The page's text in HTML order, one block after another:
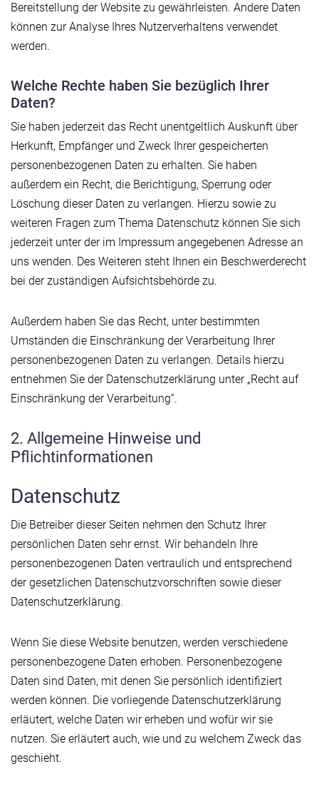
Bereitstellung der Website zu gewährleisten. Andere Daten
können zur Analyse Ihres Nutzerverhaltens verwendet
werden.
Welche Rechte haben Sie bezüglich Ihrer
Daten?
Sie haben jederzeit das Recht unentgeltlich Auskunft über
Herkunft, Empfänger und Zweck Ihrer gespeicherten
personenbezogenen Daten zu erhalten. Sie haben
außerdem ein Recht, die Berichtigung, Sperrung oder
Löschung dieser Daten zu verlangen. Hierzu sowie zu
weiteren Fragen zum Thema Datenschutz können Sie sich
jederzeit unter der im Impressum angegebenen Adresse an
uns wenden. Des Weiteren steht Ihnen ein Beschwerderecht
bei der zuständigen Aufsichtsbehörde zu.
Außerdem haben Sie das Recht, unter bestimmten
Umständen die Einschränkung der Verarbeitung Ihrer
personenbezogenen Daten zu verlangen. Details hierzu
entnehmen Sie der Datenschutzerklärung unter „Recht auf
Einschränkung der Verarbeitung“.
2. Allgemeine Hinweise und
Pflichtinformationen
Datenschutz
Die Betreiber dieser Seiten nehmen den Schutz Ihrer
persönlichen Daten sehr ernst. Wir behandeln Ihre
personenbezogenen Daten vertraulich und entsprechend
der gesetzlichen Datenschutzvorschriften sowie dieser
Datenschutzerklärung.
Wenn Sie diese Website benutzen, werden verschiedene
personenbezogene Daten erhoben. Personenbezogene
Daten sind Daten, mit denen Sie persönlich identifiziert
werden können. Die vorliegende Datenschutzerklärung
erläutert, welche Daten wir erheben und wofür wir sie
nutzen. Sie erläutert auch, wie und zu welchem Zweck das
geschieht.